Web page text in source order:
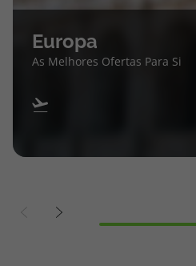
Europa
As Melhores Ofertas Para Si